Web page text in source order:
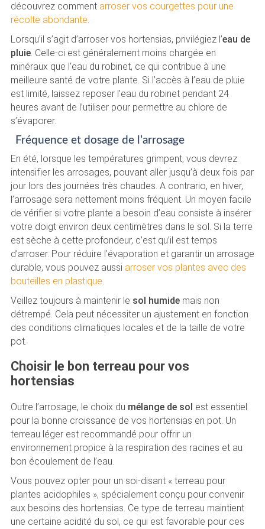
découvrez comment arroser vos courgettes pour une
récolte abondante
Lorsqu’il s’agit d’arroser vos hortensias, privilégiez l’eau de
pluie. Celle-ci est généralement moins chargée en
minéraux que l’eau du robinet, ce qui contribue à une
meilleure santé de votre plante. Si l’accès à l’eau de pluie
est limité, laissez reposer l’eau du robinet pendant 24
heures avant de l’utiliser pour permettre au chlore de
s’évaporer.
Fréquence et dosage de l’arrosage
En été, lorsque les températures grimpent, vous devrez
intensifier les arrosages, pouvant aller jusqu’à deux fois par
jour lors des journées très chaudes. A contrario, en hiver,
l’arrosage sera nettement moins fréquent. Un moyen facile
de vérifier si votre plante a besoin d’eau consiste à insérer
votre doigt environ deux centimètres dans le sol. Si la terre
est sèche à cette profondeur, c’est qu’il est temps
d’arroser. Pour réduire l’évaporation et garantir un arrosage
durable, vous pouvez aussi arroser vos plantes avec des
bouteilles en plastique.
Veillez toujours à maintenir le sol humidemais non
détrempé. Cela peut nécessiter un ajustement en fonction
des conditions climatiques locales et de la taille de votre
pot.
Choisir le bon terreau pour vos
hortensias
Outre l’arrosage, le choix du mélange de sol est essentiel
pour la bonne croissance de vos hortensias en pot. Un
terreau léger est recommandé pour offrir un
environnement propice à la respiration des racines et au
bon écoulement de l’eau.
Vous pouvez opter pour un soi-disant « terreau pour
plantes acidophiles », spécialement conçu pour convenir
aux besoins des hortensias. Ce type de terreau maintient
une certaine acidité du sol, ce qui est favorable pour ces